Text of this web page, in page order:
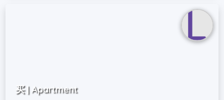
买 | Apartment